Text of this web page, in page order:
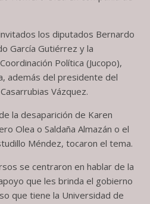
los diputados Bernardo
García Gutiérrez y la
Política (Jucopo),
además del presidente del
Vázquez.
la desaparición de Karen
Olea o Saldaña Almazán o el
Méndez, tocaron el tema.
se centraron en hablar de la
que les brinda el gobierno
que tiene la Universidad de